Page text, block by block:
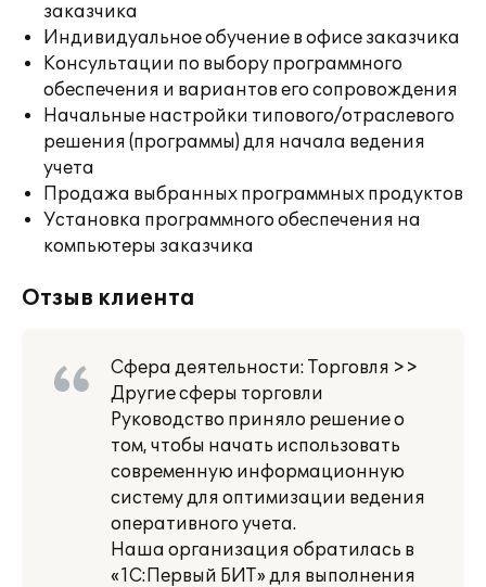
заказчика
Индивидуальное обучение в офисе заказчика
Консультации по выбору программного
обеспечения и вариантов его сопровождения
Начальные настройки типового/отраслевого
решения (программы) для начала ведения
учета
Продажа выбранных программных продуктов
Установка программного обеспечения на
компьютеры заказчика
Отзыв клиента
Сфера деятельности: Торговля >>
Другие сферы торговли
Руководство приняло решение о
том, чтобы начать использовать
современную информационную
систему для оптимизации ведения
оперативного учета.
Наша организация обратилась в
«1С:Первый БИТ» для выполнения